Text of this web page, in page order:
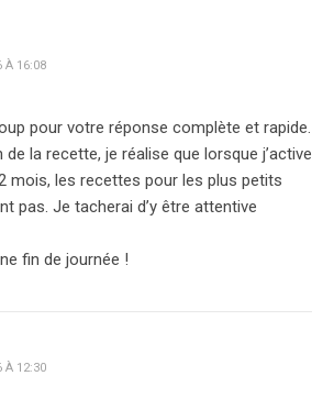
À 16:08
pour votre réponse complète et rapide.
de la recette, je réalise que lorsque j’active
mois, les recettes pour les plus petits
pas. Je tacherai d’y être attentive
fin de journée !
À 12:30